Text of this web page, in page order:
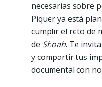
necesarias sobre
Piquer ya está
cumplir el reto de
de Shoah. Te
y compartir tus
documental con